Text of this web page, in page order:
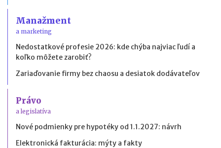
Manažment
a marketing
Nedostatkové profesie 2026: kde chýba najviac ľudí a
koľko môžete zarobiť?
Zariaďovanie firmy bez chaosu a desiatok dodávateľov
Právo
a legislatíva
Nové podmienky pre hypotéky od 1.1.2027: návrh
Elektronická fakturácia: mýty a fakty